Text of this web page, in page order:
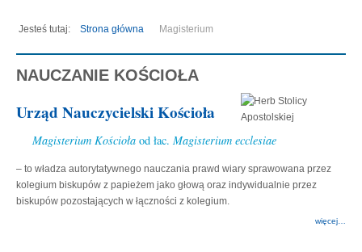
Jesteś tutaj: Strona główna Magisterium
NAUCZANIE KOŚCIOŁA
Urząd Nauczycielski Kościoła
Magisterium Kościoła od łac. Magisterium ecclesiae
– to władza autorytatywnego nauczania prawd wiary sprawowana przez
kolegium biskupów z papieżem jako głową oraz indywidualnie przez
biskupów pozostających w łączności z kolegium.
więcej…